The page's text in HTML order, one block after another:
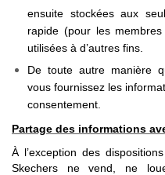
ensuite stockées aux
rapide (pour les
utilisées à d’autres fins.
De toute autre manière
vous fournissez les
consentement.
Partage des informations
À l’exception des
Skechers ne vend, ne